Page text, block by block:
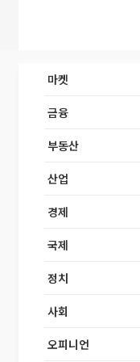
마켓
금융
부동산
산업
경제
국제
정치
사회
오피니언